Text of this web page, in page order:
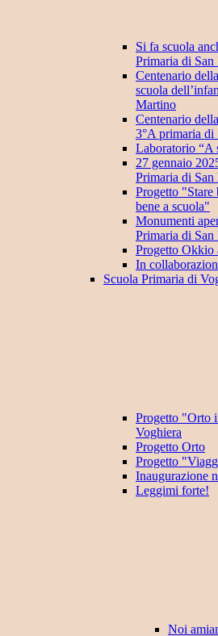
Si fa scuola
Primaria di
Centenario
scuola
Martino
Centenario
3°A primaria di
Laboratorio “A
27 gennaio
Primaria di
Progetto "Stare
bene a scuola"
Monumenti
Primaria di
Progetto Okkio
In
Scuola Primaria di
Progetto "Orto
Voghiera
Progetto Orto
Progetto
Inaugurazione
Leggimi forte!
Noi